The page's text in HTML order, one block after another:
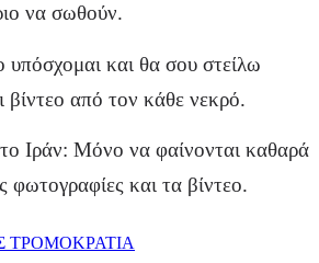
να σωθούν.
υπόσχομαι και θα σου στείλω
βίντεο από τον κάθε νεκρό.
Ιράν: Μόνο να φαίνονται καθαρά
φωτογραφίες και τα βίντεο.
ΤΡΟΜΟΚΡΑΤΙΑ